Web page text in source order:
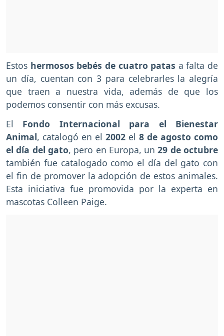
Estos hermosos bebés de cuatro patas a falta de
un día, cuentan con 3 para celebrarles la alegría
que traen a nuestra vida, además de que los
podemos consentir con más excusas.
El Fondo Internacional para el Bienestar
Animal, catalogó en el 2002 el 8 de agosto como
el día del gato, pero en Europa, un29 de octubre
también fue catalogado como el día del gato con
el fin de promover la adopción de estos animales.
Esta iniciativa fue promovida por la experta en
mascotas Colleen Paige.